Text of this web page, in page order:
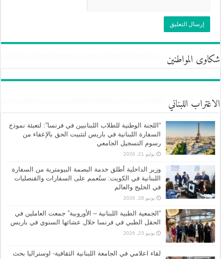
شكاوى المواطنين
الاغتراب اللبناني
“اللجنة الوطنية للطلاب اللبنانيين في فرنسا”: لتعبئة نموذج
السفارة اللبنانية في باريس لتثبيت الحق بالإعفاء من
رسوم التسجيل الجامعي
يوليو 21, 2026
وزير الداخلية أطلق خدمة البصمة البيومترية من السفارة
اللبنانية في الكويت: ستُعمم على السفارات والقنصليات
في الخليج والعالم
يونيو 28, 2026
“الجمعية الطبية اللبنانية – الأوروبية” جمعت العاملين في
الحقل الطبي في فرنسا خلال عشائها السنوي في باريس
يونيو 23, 2026
لقاء اعلامي في الجامعة اللبنانية الثقافية- اوستراليا بحث